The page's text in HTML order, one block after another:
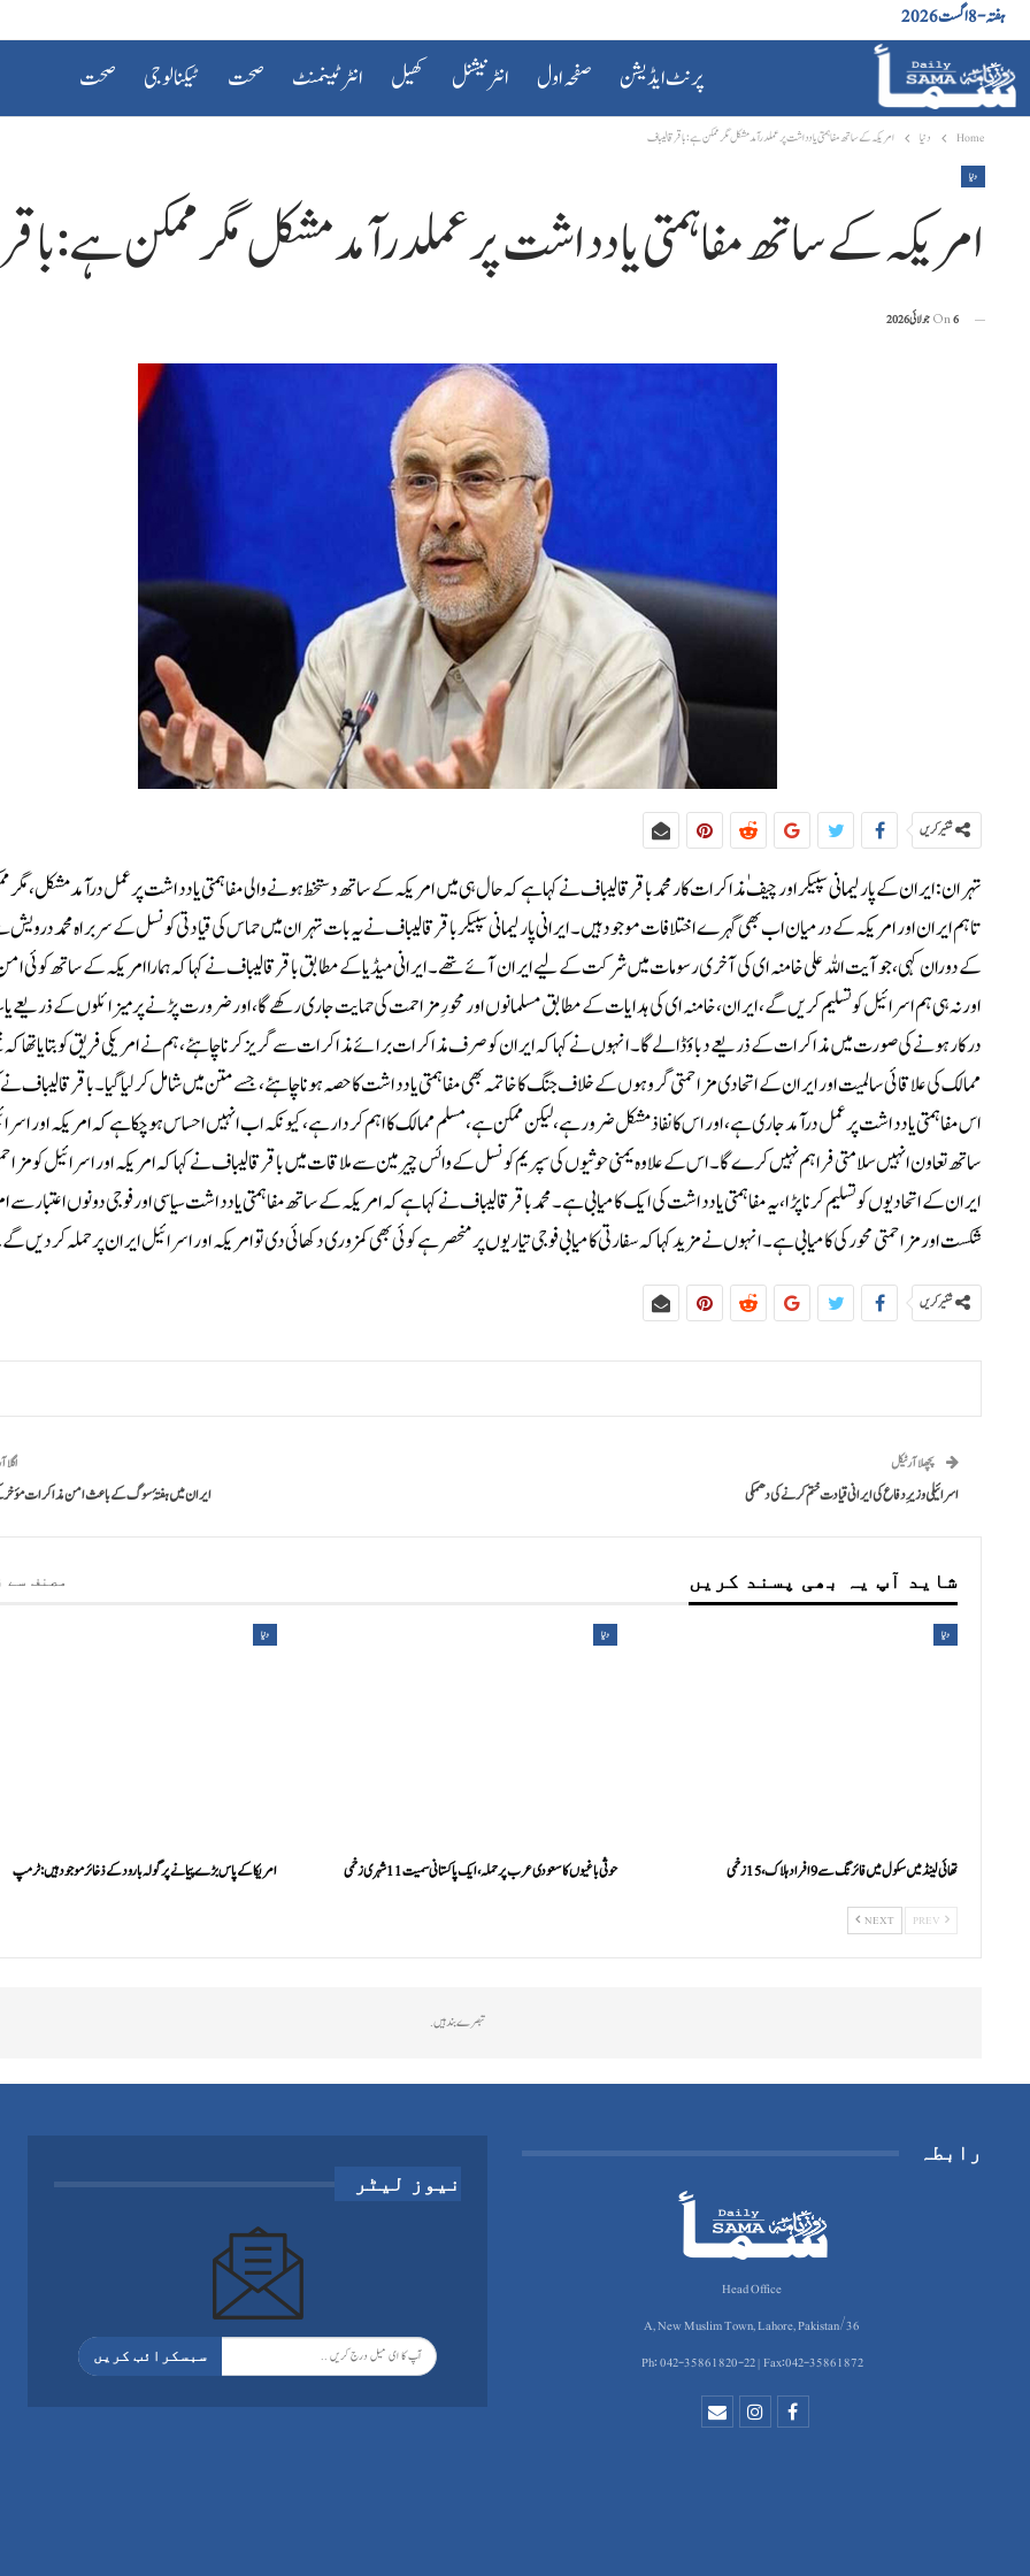
ہفتہ - 8 اگست 2026
پرنٹ ایڈیشن صفحہ اول انٹرنیشنل کھیل انٹرٹینمنٹ صحت ٹیکنالوجی صحت
Home دنیا امریکہ کے ساتھ مفاہمتی یادداشت پر عملدرآمد مشکل مگر ممکن ہے: باقر قالیباف
دنیا
امریکہ کے ساتھ مفاہمتی یادداشت پر عملدرآمد مشکل مگر ممکن ہے:
On6 جولائی 2026
شئیر کریں
تہران:ایران کے پارلیمانی سپیکر اور چیف ٰ مذاکرات کار محمد باقر قالیباف نے کہا ہے کہ حال ہی میں امریکہ کے ساتھ دستخط ہونے والی مفاہمتی یادداشت پر عمل درآمد مشکل،
تاہم ایران اور امریکہ کے درمیان اب بھی گہرے اختلافات موجود ہیں۔ایرانی پارلیمانی سپیکر باقر قالیباف نے یہ بات تہران میں حماس کی قیادتی کونسل کے سربراہ محمد
کے دوران کہی، جو آیت اللہ علی خامنہ ای کی آخری رسومات میں شرکت کے لیے ایران آئے تھے۔ایرانی میڈیا کے مطابق باقر قالیباف نے کہا کہ ہمارا امریکہ کے ساتھ کوئی
اور نہ ہی ہم اسرائیل کو تسلیم کریں گے، ایران، خامنہ ای کی ہدایات کے مطابق مسلمانوں اور محورِ مزاحمت کی حمایت جاری رکھے گا، اور ضرورت پڑنے پر میزائلوں کے ذریعے یا
درکار ہونے کی صورت میں مذاکرات کے ذریعے دباؤ ڈالے گا۔انہوں نے کہا کہ ایران کو صرف مذاکرات برائے مذاکرات سے گریز کرنا چاہئے، ہم نے امریکی فریق کو بتایا تھا
ممالک کی علاقائی سالمیت اور ایران کے اتحادی مزاحمتی گروہوں کے خلاف جنگ کا خاتمہ بھی مفاہمتی یادداشت کا حصہ ہونا چاہئے، جسے متن میں شامل کر لیا گیا۔باقر قالیباف
اس مفاہمتی یادداشت پر عمل درآمد جاری ہے، اور اس کا نفاذ مشکل ضرور ہے، لیکن ممکن ہے، مسلم ممالک کا اہم کردار ہے، کیونکہ اب انہیں احساس ہو چکا ہے کہ امریکہ اور
ساتھ تعاون انہیں سلامتی فراہم نہیں کرے گا۔اس کے علاوہ یمنی حوثیوں کی سپریم کونسل کے وائس چیرمین سے ملاقات میں باقر قالیباف نے کہا کہ امریکہ اور اسرائیل کو
ایران کے اتحادیوں کو تسلیم کرنا پڑا، یہ مفاہمتی یادداشت کی ایک کامیابی ہے۔محمد باقر قالیباف نے کہا ہے کہ امریکہ کے ساتھ مفاہمتی یادداشت سیاسی اور فوجی دونوں اعتبار سے
شکست اور مزاحمتی محور کی کامیابی ہے۔انہوں نے مزید کہا کہ سفارتی کامیابی فوجی تیاریوں پر منحصر ہے کوئی بھی کمزوری دکھائی دی تو امریکہ اور اسرائیل ایران پر حملہ کردیں
شئیر کریں
پچھلا آرٹیکل
اسرائیلی وزیرِ دفاع کی ایرانی قیادت ختم کرنے کی دھمکی
اگلا
ایران میں ہفتۂ سوگ کے باعث امن مذاکرات
شاید آپ یہ بھی پسند کریں مصنف سے
دنیا
تھائی لینڈ میں سکول میں فائرنگ سے 9 افراد ہلاک، 15 زخمی
دنیا
حوثی باغیوں کا سعودی عرب پر حملہ، ایک پاکستانی سمیت 11 شہری زخمی
دنیا
امریکا کے پاس بڑے پیمانے پر گولہ بارود کے ذخائر موجود ہیں: ٹرمپ
NEXT
تبصرے بند ہیں.
رابطہ
Head Office
36/A, New Muslim Town, Lahore, Pakistan
Ph: 042-35861820-22 | Fax:042-35861872
نیوز لیٹر
سبسکرائب کریں